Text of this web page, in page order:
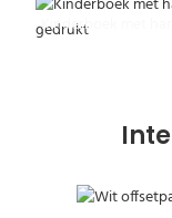
Kinderboek met